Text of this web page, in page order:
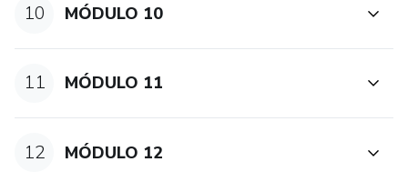
10 MÓDULO 10
11 MÓDULO 11
12 MÓDULO 12